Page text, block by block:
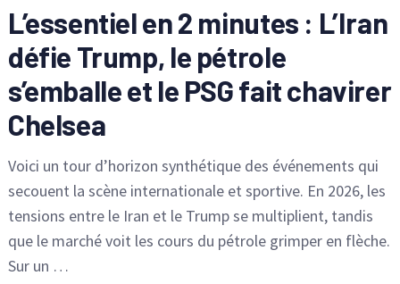
L’essentiel en 2 minutes : L’Iran
défie Trump, le pétrole
s’emballe et le PSG fait chavirer
Chelsea
Voici un tour d’horizon synthétique des événements qui
secouent la scène internationale et sportive. En 2026, les
tensions entre le Iran et le Trump se multiplient, tandis
que le marché voit les cours du pétrole grimper en flèche.
Sur un …